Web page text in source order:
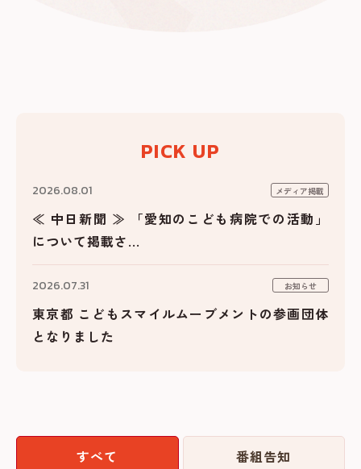
PICK UP
2026.08.01 メディア掲載
≪ 中日新聞 ≫ 「愛知のこども病院での活動」
について掲載さ...
2026.07.31 お知らせ
東京都 こどもスマイルムーブメントの参画団体
となりました
すべて 番組告知